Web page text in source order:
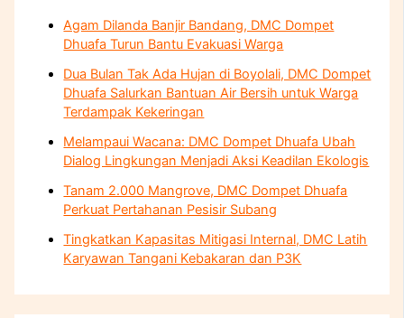
Agam Dilanda Banjir Bandang, DMC Dompet
Dhuafa Turun Bantu Evakuasi Warga
Dua Bulan Tak Ada Hujan di Boyolali, DMC Dompet
Dhuafa Salurkan Bantuan Air Bersih untuk Warga
Terdampak Kekeringan
Melampaui Wacana: DMC Dompet Dhuafa Ubah
Dialog Lingkungan Menjadi Aksi Keadilan Ekologis
Tanam 2.000 Mangrove, DMC Dompet Dhuafa
Perkuat Pertahanan Pesisir Subang
Tingkatkan Kapasitas Mitigasi Internal, DMC Latih
Karyawan Tangani Kebakaran dan P3K